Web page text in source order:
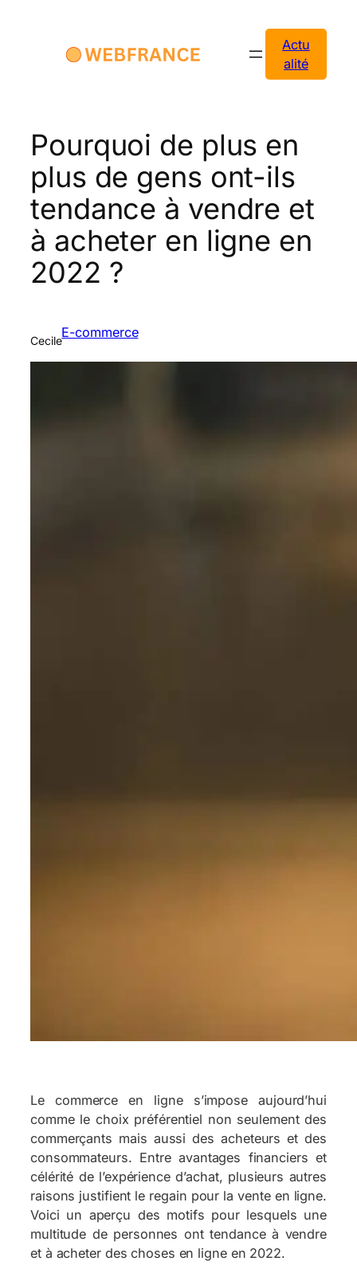
Actu
alité
Pourquoi de plus en
plus de gens ont-ils
tendance à vendre et
à acheter en ligne en
2022 ?
CecileE-commerce
Le commerce en ligne s’impose aujourd’hui
comme le choix préférentiel non seulement des
commerçants mais aussi des acheteurs et des
consommateurs. Entre avantages financiers et
célérité de l’expérience d’achat, plusieurs autres
raisons justifient le regain pour la vente en ligne.
Voici un aperçu des motifs pour lesquels une
multitude de personnes ont tendance à vendre
et à acheter des choses en ligne en 2022.